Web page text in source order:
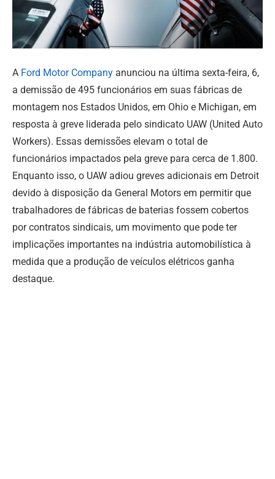
A Ford Motor Company anunciou na última sexta-feira, 6,
a demissão de 495 funcionários em suas fábricas de
montagem nos Estados Unidos, em Ohio e Michigan, em
resposta à greve liderada pelo sindicato UAW (United Auto
Workers). Essas demissões elevam o total de
funcionários impactados pela greve para cerca de 1.800.
Enquanto isso, o UAW adiou greves adicionais em Detroit
devido à disposição da General Motors em permitir que
trabalhadores de fábricas de baterias fossem cobertos
por contratos sindicais, um movimento que pode ter
implicações importantes na indústria automobilística à
medida que a produção de veículos elétricos ganha
destaque.